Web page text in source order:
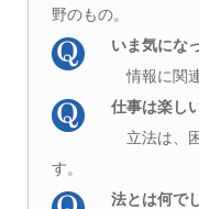
野のもの。
いま気にな
情報に関
仕事は楽し
立法は、
す。
法とは何で